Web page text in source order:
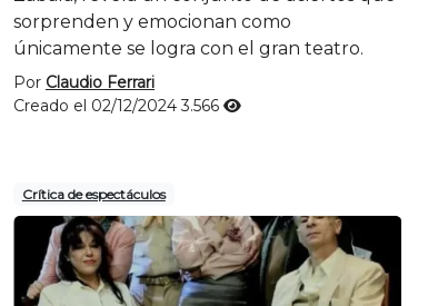
sorprenden y emocionan como
únicamente se logra con el gran teatro.
Por Claudio Ferrari
Creado el 02/12/20243.566
Crítica de espectáculos